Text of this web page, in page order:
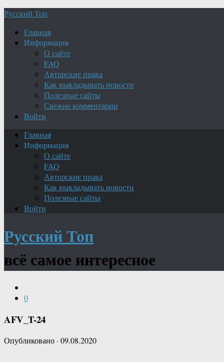
Русский Топ
Главная
Информация
О сайте
FAQ
Авторские права
Как выкладывать новости
Полезные сайты
Свежие комментарии
Войти
Главная
Информация
О сайте
FAQ
Авторские права
Как выкладывать новости
Полезные сайты
Войти
Русский Топ
всё самое интересное
0
AFV_T-24
Опубликовано · 09.08.2020